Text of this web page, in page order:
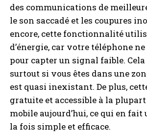
des communications de
le son saccadé et les coupures
encore, cette fonctionnalité
d’énergie, car votre téléphone
pour capter un signal faible.
surtout si vous êtes dans une
est quasi inexistant. De plus,
gratuite et accessible à la
mobile aujourd’hui, ce qui en fait
la fois simple et efficace.